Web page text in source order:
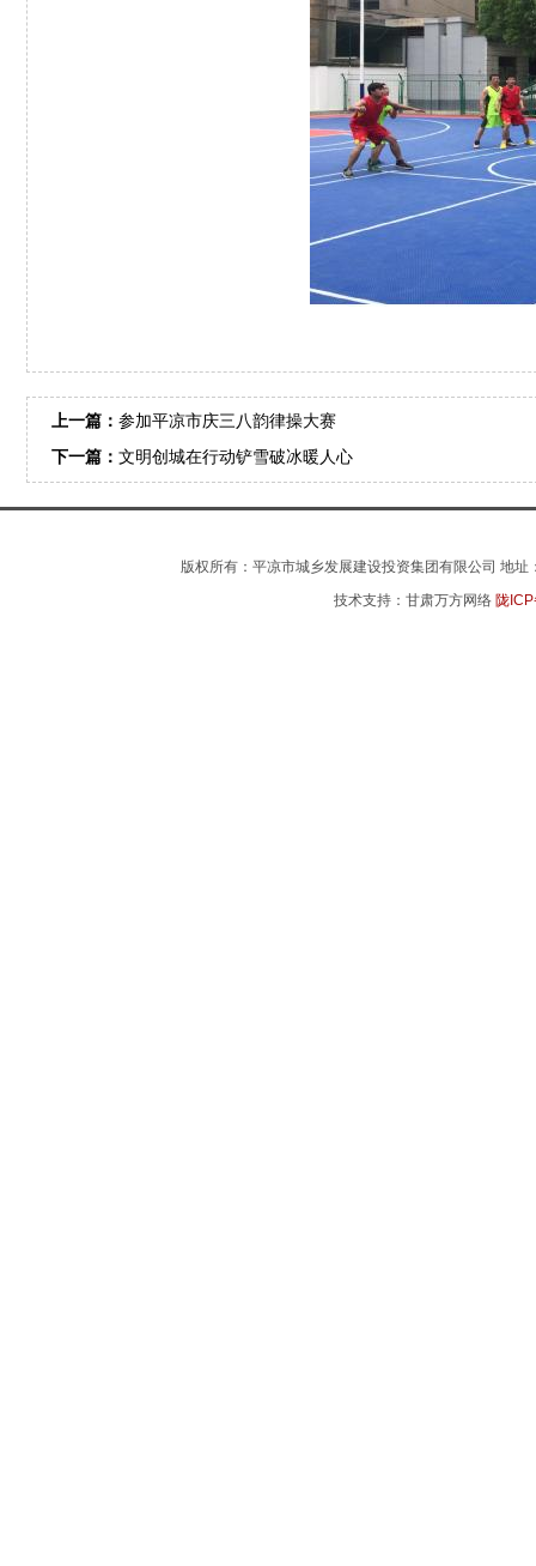
上一篇： 参加平凉市庆三八韵律操大赛
下一篇： 文明创城在行动铲雪破冰暖人心
版权所有：平凉市城乡发展建设投资集团有限公司 地
技术支持：甘肃万方网络 陇